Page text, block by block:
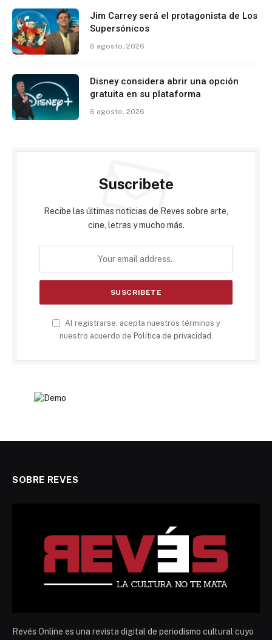
Jim Carrey será el protagonista de Los
Supersónicos
6 agosto, 2026
Disney considera abrir una opción
gratuita en su plataforma
6 agosto, 2026
Suscribete
Recibe las últimas noticias de Reves sobre arte,
cine, letras y mucho más.
Al registrarse, acepta nuestros términos y
nuestro acuerdo de Política de privacidad .
SOBRE REVES
Revés Online es una revista digital de periodismo cultural cuyo